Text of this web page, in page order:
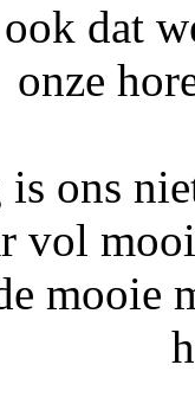
dat
onze
is ons
vol
mooie